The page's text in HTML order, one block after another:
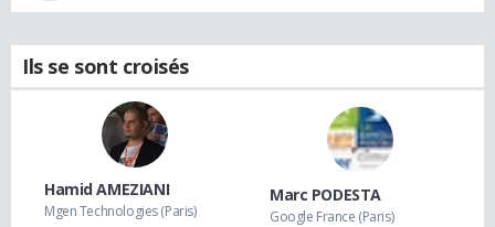
Ils se sont croisés
Hamid AMEZIANI
Mgen Technologies (Paris)
Marc PODESTA
Google France (Paris)